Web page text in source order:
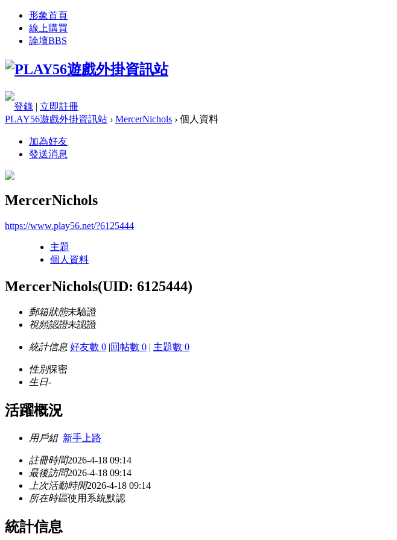
形象首頁
線上購買
論壇BBS
登錄 | 立即註冊
PLAY56遊戲外掛資訊站 › MercerNichols › 個人資料
加為好友
發送消息
MercerNichols
https://www.play56.net/?6125444
主題
個人資料
MercerNichols(UID: 6125444)
郵箱狀態未驗證
視頻認證未認證
統計信息 好友數 0 |回帖數 0 | 主題數 0
性別保密
生日-
活躍概況
用戶組 新手上路
註冊時間2026-4-18 09:14
最後訪問2026-4-18 09:14
上次活動時間2026-4-18 09:14
所在時區使用系統默認
統計信息